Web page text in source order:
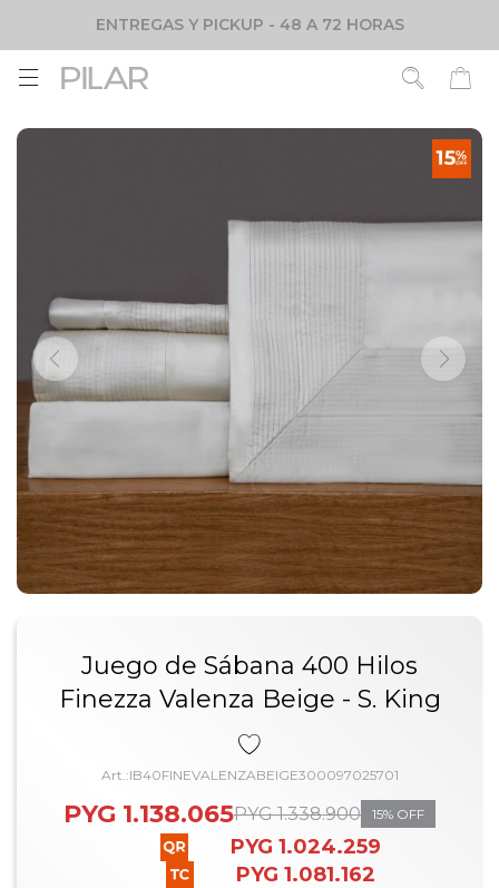
ENTREGAS Y PICKUP - 48 A 72 HORAS

Juego de Sábana 400 Hilos
Finezza Valenza Beige - S. King
IB40FINEVALENZABEIGE300097025701
PYG 1.138.065PYG 1.338.900 15
PYG 1.024.259
PYG 1.081.162